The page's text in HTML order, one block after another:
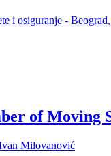
i osiguranje -
of Moving
Milovanović